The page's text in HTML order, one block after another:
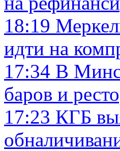
18:19
идти на
17:34 В
баров и
17:23 КГБ